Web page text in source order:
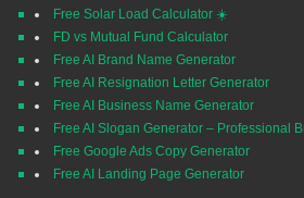
Free Solar Load Calculator ☀️
FD vs Mutual Fund Calculator
Free AI Brand Name Generator
Free AI Resignation Letter Generator
Free AI Business Name Generator
Free AI Slogan Generator – Professional
Free Google Ads Copy Generator
Free AI Landing Page Generator